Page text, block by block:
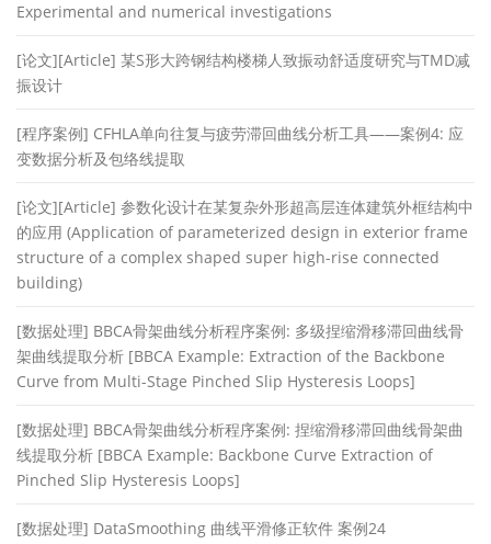
Experimental and numerical investigations
[论文][Article] 某S形大跨钢结构楼梯人致振动舒适度研究与TMD减
振设计
[程序案例] CFHLA单向往复与疲劳滞回曲线分析工具——案例4: 应
变数据分析及包络线提取
[论文][Article] 参数化设计在某复杂外形超高层连体建筑外框结构中
的应用 (Application of parameterized design in exterior frame
structure of a complex shaped super high-rise connected
building)
[数据处理] BBCA骨架曲线分析程序案例: 多级捏缩滑移滞回曲线骨
架曲线提取分析 [BBCA Example: Extraction of the Backbone
Curve from Multi-Stage Pinched Slip Hysteresis Loops]
[数据处理] BBCA骨架曲线分析程序案例: 捏缩滑移滞回曲线骨架曲
线提取分析 [BBCA Example: Backbone Curve Extraction of
Pinched Slip Hysteresis Loops]
[数据处理] DataSmoothing 曲线平滑修正软件 案例24